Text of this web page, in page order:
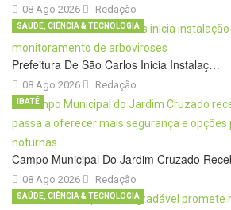
08 Ago 2026 Redação
Prefeitura De São Carlos Inicia Instalaç…
08 Ago 2026
SAÚDE, CIÊNCIA & TECNOLOGIA
Redação
Campo Municipal Do Jardim Cruzado
08 Ago 2026
IBATÉ
Redação
SAÚDE, CIÊNCIA & TECNOLOGIA